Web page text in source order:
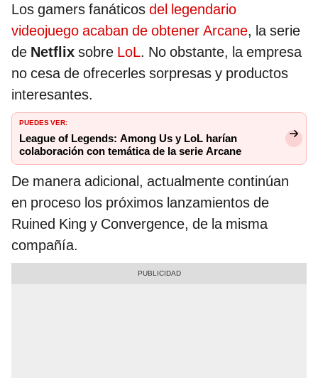
Los gamers fanáticos del legendario
videojuego acaban de obtener Arcane, la serie
de Netflix sobre LoL. No obstante, la empresa
no cesa de ofrecerles sorpresas y productos
interesantes.
PUEDES VER:
League of Legends: Among Us y LoL harían
colaboración con temática de la serie Arcane
De manera adicional, actualmente continúan
en proceso los próximos lanzamientos de
Ruined King y Convergence, de la misma
compañía.